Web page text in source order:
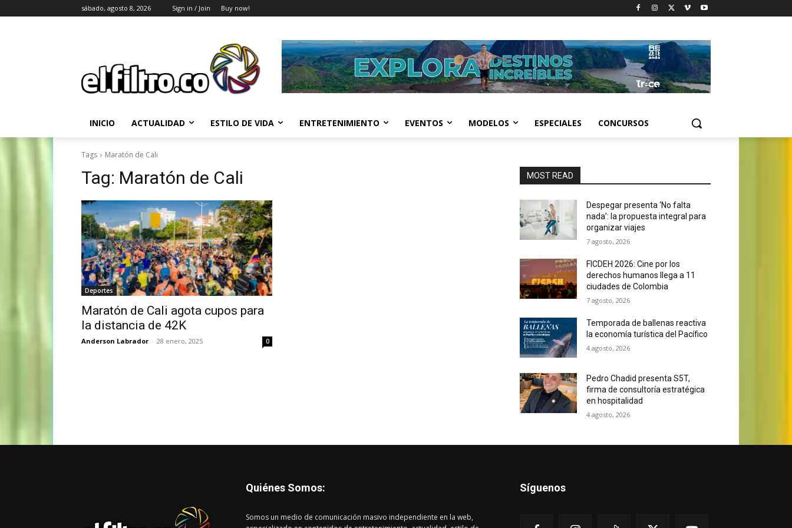
sábado, agosto 8, 2026 Sign in / Join Buy now!
INICIO ACTUALIDAD ESTILO DE VIDA ENTRETENIMIENTO EVENTOS MODELOS ESPECIALES CONCURSOS
Tags Maratón de Cali
Tag: Maratón de Cali
Deportes
Maratón de Cali agota cupos para
la distancia de 42K
Anderson Labrador - 28 enero, 2025 0
MOST READ
Despegar presenta ‘No falta
nada’: la propuesta integral para
organizar viajes
7 agosto, 2026
FICDEH 2026: Cine por los
derechos humanos llega a 11
ciudades de Colombia
7 agosto, 2026
Temporada de ballenas reactiva
la economía turística del Pacífico
4 agosto, 2026
Pedro Chadid presenta S5T,
firma de consultoría estratégica
en hospitalidad
4 agosto, 2026
Quiénes Somos:
Somos un medio de comunicación masivo independiente en la web,
Síguenos